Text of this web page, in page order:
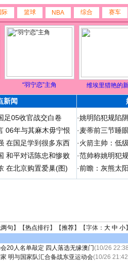
际 篮球 NBA 综合 赛车
“羽宁恋”主角 维埃里猎艳的
新闻
足05收官战交白卷
06年与其麻木毋宁恨
在国足学到很多东西
和平对话陈忠和惨败
在北京购置爱巢(图)
·姚明陷犯规陷
·麦蒂前三节睡
·火箭主帅：低
·范帅称姚明犯
·前瞻：灰熊太
句 】【热点排行】【推荐】【字体： 大 中 小
20人名单敲定 四人落选无缘澳门(10/26
明与国家队汇合备战东亚运动会(10/26